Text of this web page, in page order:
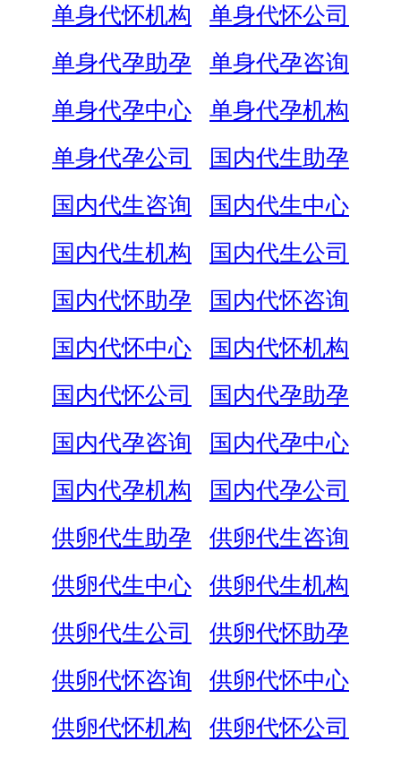
单身代怀机构
单身代怀公司
单身代孕助孕
单身代孕咨询
单身代孕中心
单身代孕机构
单身代孕公司
国内代生助孕
国内代生咨询
国内代生中心
国内代生机构
国内代生公司
国内代怀助孕
国内代怀咨询
国内代怀中心
国内代怀机构
国内代怀公司
国内代孕助孕
国内代孕咨询
国内代孕中心
国内代孕机构
国内代孕公司
供卵代生助孕
供卵代生咨询
供卵代生中心
供卵代生机构
供卵代生公司
供卵代怀助孕
供卵代怀咨询
供卵代怀中心
供卵代怀机构
供卵代怀公司